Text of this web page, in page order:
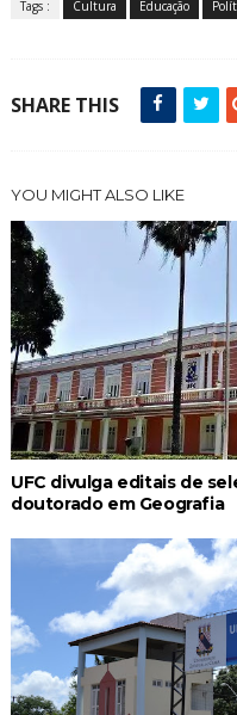
Tags : Cultura Educação
SHARE THIS
YOU MIGHT ALSO LIKE
UFC divulga editais de
doutorado em Geografia